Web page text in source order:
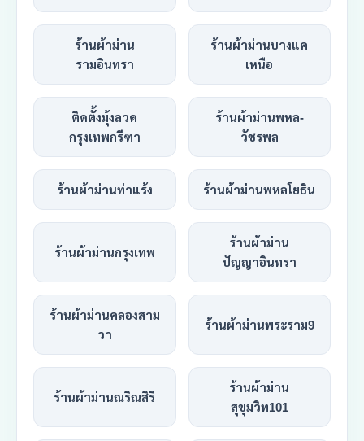
ร้านผ้าม่าน
รามอินทรา
ร้านผ้าม่านบางแค
เหนือ
ติดตั้งมุ้งลวด
กรุงเทพกรีฑา
ร้านผ้าม่านพหล-
วัชรพล
ร้านผ้าม่านท่าแร้ง ร้านผ้าม่านพหลโยธิน
ร้านผ้าม่านกรุงเทพ
ร้านผ้าม่าน
ปัญญาอินทรา
ร้านผ้าม่านคลองสาม
วา
ร้านผ้าม่านพระราม9
ร้านผ้าม่านณริณสิริ
ร้านผ้าม่าน
สุขุมวิท101